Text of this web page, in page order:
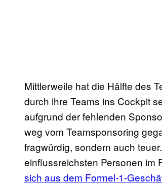
Mittlerweile hat die Hälfte des
durch ihre Teams ins Cockpit
aufgrund der fehlenden
weg vom Teamsponsoring
fragwürdig, sondern auch
einflussreichsten Personen im
sich aus dem Formel-1-